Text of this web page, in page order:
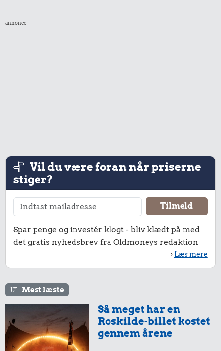
Priser i 2025
16 kr.
15 kr.
Sodavand
2 kg mel
annonce
Vil du være foran når priserne
stiger?
Spar penge og investér klogt - bliv klædt på med
det gratis nyhedsbrev fra Oldmoneys redaktion
› Læs mere
Mest læste
Så meget har en
Roskilde-billet kostet
gennem årene